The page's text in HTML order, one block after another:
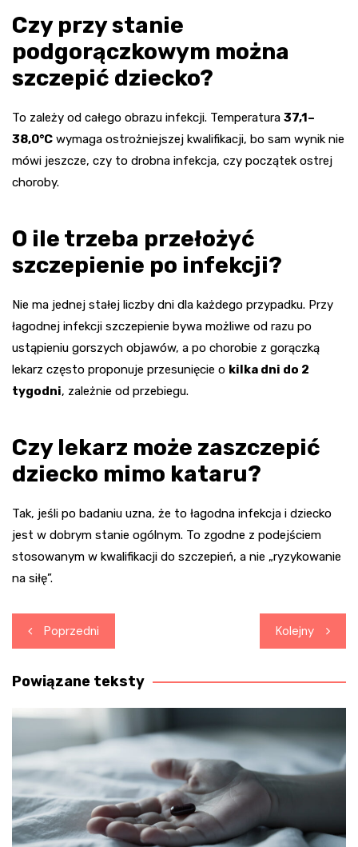
Czy przy stanie
podgorączkowym można
szczepić dziecko?
To zależy od całego obrazu infekcji. Temperatura 37,1–
38,0°C wymaga ostrożniejszej kwalifikacji, bo sam wynik nie
mówi jeszcze, czy to drobna infekcja, czy początek ostrej
choroby.
O ile trzeba przełożyć
szczepienie po infekcji?
Nie ma jednej stałej liczby dni dla każdego przypadku. Przy
łagodnej infekcji szczepienie bywa możliwe od razu po
ustąpieniu gorszych objawów, a po chorobie z gorączką
lekarz często proponuje przesunięcie o kilka dni do 2
tygodni, zależnie od przebiegu.
Czy lekarz może zaszczepić
dziecko mimo kataru?
Tak, jeśli po badaniu uzna, że to łagodna infekcja i dziecko
jest w dobrym stanie ogólnym. To zgodne z podejściem
stosowanym w kwalifikacji do szczepień, a nie „ryzykowanie
na siłę”.
Nawigacja
wpisu
Poprzedni Kolejny
Powiązane teksty